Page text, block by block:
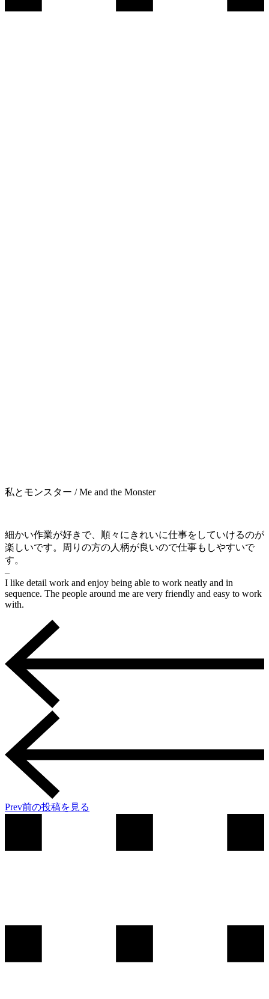
私とモンスター / Me and the Monster
細かい作業が好きで、順々にきれいに仕事をしていけるのが
楽しいです。周りの方の人柄が良いので仕事もしやすいで
す。
–
I like detail work and enjoy being able to work neatly and in
sequence. The people around me are very friendly and easy to work
with.
Prev前の投稿を見る